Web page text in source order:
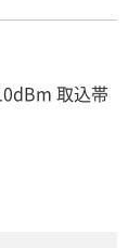
取込帯